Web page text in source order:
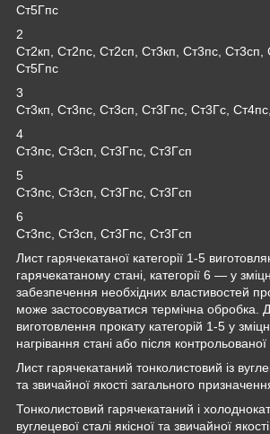
Ст5Гпс
2
Ст2кп, Ст2пс, Ст2сп, Ст3кп, Ст3пс, Ст3сп,
Ст5Гпс
3
Ст3кп, Ст3пс, Ст3сп, Ст3Гпс, Ст3Гс,
4
Ст3пс, Ст3сп, Ст3Гпс, Ст3Гсп
5
Ст3пс, Ст3сп, Ст3Гпс, Ст3Гсп
6
Ст3пс, Ст3сп, Ст3Гпс, Ст3Гсп
Лист гарячекатаної категорії 1-5
гарячекатаному стані, категорії 6 — у
забезпечення необхідних властивостей
може застосовуватися термічна обробка.
виготовлення прокату категорій 1-5 у
нагрівання стані або після контрольованої
Лист гарячекатаний тонколистовий із
та звичайної якості загального
Тонколистовий гарячекатаний і
вуглецевої сталі якісної та звичайної